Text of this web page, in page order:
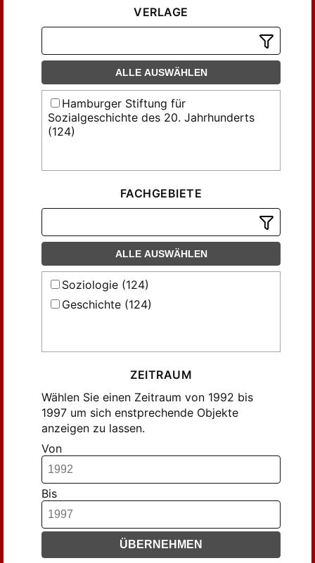
VERLAGE
ALLE AUSWÄHLEN
Hamburger Stiftung für
Sozialgeschichte des 20. Jahrhunderts
(124)
FACHGEBIETE
ALLE AUSWÄHLEN
Soziologie (124)
Geschichte (124)
ZEITRAUM
Wählen Sie einen Zeitraum von 1992 bis
1997 um sich enstprechende Objekte
anzeigen zu lassen.
Von
Bis
ÜBERNEHMEN